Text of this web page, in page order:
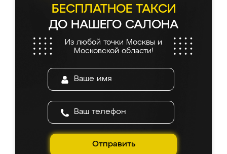
БЕСПЛАТНОЕ ТАКСИ
ДО НАШЕГО САЛОНА
Из любой точки Москвы и
Московской области!
Отправить